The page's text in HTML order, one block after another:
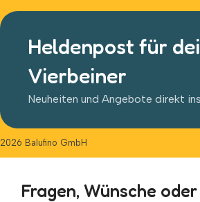
Heldenpost für
Vierbeiner
Neuheiten und Angebote direkt
2026 Balufino GmbH
Fragen, Wünsche